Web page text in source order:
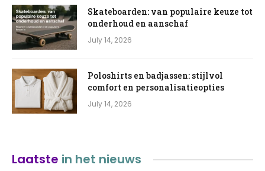
Skateboarden: van populaire keuze tot
onderhoud en aanschaf
July 14, 2026
Poloshirts en badjassen: stijlvol
comfort en personalisatieopties
July 14, 2026
Laatste in het nieuws